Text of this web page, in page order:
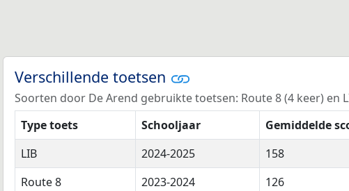
Verschillende toetsen
Soorten door De Arend gebruikte toetsen: Route 8 (4 keer) en
Type toets
Schooljaar
Gemiddelde
LIB
2024-2025
158
Route 8
2023-2024
126